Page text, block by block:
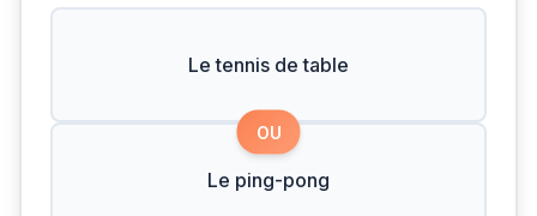
Le tennis de table
OU
Le ping-pong